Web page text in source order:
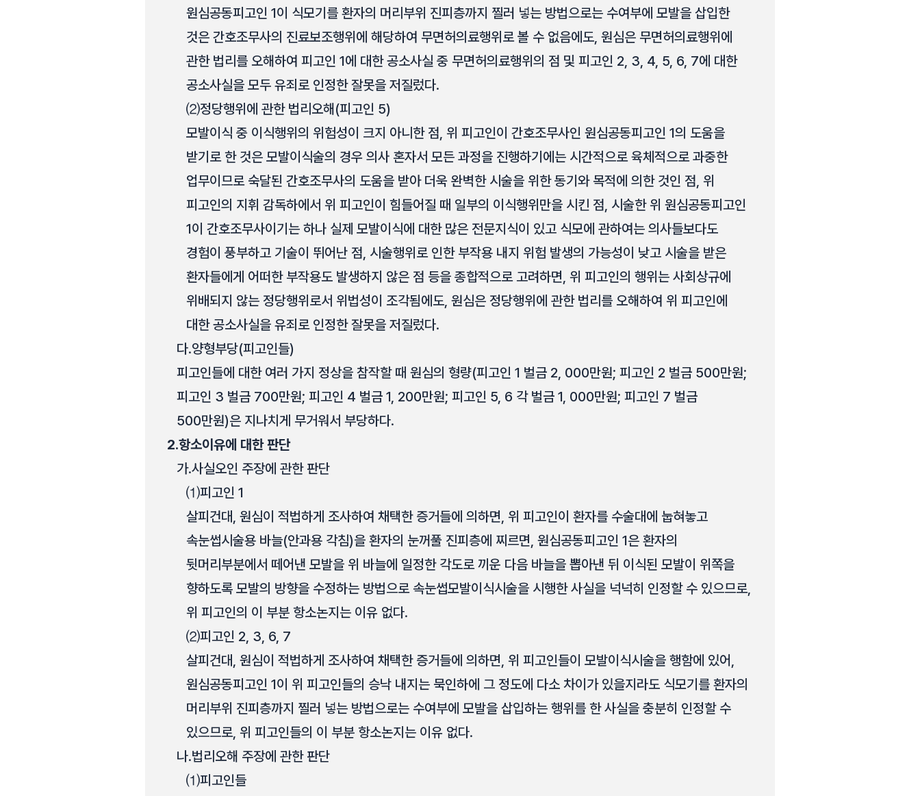
원심공동피고인 1이 식모기를 환자의 머리부위 진피층까지 찔러 넣는 방법으로는 수여부에 모발을 삽입한
것은 간호조무사의 진료보조행위에 해당하여 무면허의료행위로 볼 수 없음에도, 원심은 무면허의료행위에
관한 법리를 오해하여 피고인 1에 대한 공소사실 중 무면허의료행위의 점 및 피고인 2, 3, 4, 5, 6, 7에 대한
공소사실을 모두 유죄로 인정한 잘못을 저질렀다.
⑵정당행위에 관한 법리오해(피고인 5)
모발이식 중 이식행위의 위험성이 크지 아니한 점, 위 피고인이 간호조무사인 원심공동피고인 1의 도움을
받기로 한 것은 모발이식술의 경우 의사 혼자서 모든 과정을 진행하기에는 시간적으로 육체적으로 과중한
업무이므로 숙달된 간호조무사의 도움을 받아 더욱 완벽한 시술을 위한 동기와 목적에 의한 것인 점, 위
피고인의 지휘 감독하에서 위 피고인이 힘들어질 때 일부의 이식행위만을 시킨 점, 시술한 위 원심공동피고인
1이 간호조무사이기는 하나 실제 모발이식에 대한 많은 전문지식이 있고 식모에 관하여는 의사들보다도
경험이 풍부하고 기술이 뛰어난 점, 시술행위로 인한 부작용 내지 위험 발생의 가능성이 낮고 시술을 받은
환자들에게 어떠한 부작용도 발생하지 않은 점 등을 종합적으로 고려하면, 위 피고인의 행위는 사회상규에
위배되지 않는 정당행위로서 위법성이 조각됨에도, 원심은 정당행위에 관한 법리를 오해하여 위 피고인에
대한 공소사실을 유죄로 인정한 잘못을 저질렀다.
다.양형부당(피고인들)
피고인들에 대한 여러 가지 정상을 참작할 때 원심의 형량(피고인 1 벌금 2, 000만원; 피고인 2 벌금 500만원;
피고인 3 벌금 700만원; 피고인 4 벌금 1, 200만원; 피고인 5, 6 각 벌금 1, 000만원; 피고인 7 벌금
500만원)은 지나치게 무거워서 부당하다.
2.항소이유에 대한 판단
가.사실오인 주장에 관한 판단
⑴피고인 1
살피건대, 원심이 적법하게 조사하여 채택한 증거들에 의하면, 위 피고인이 환자를 수술대에 눕혀놓고
속눈썹시술용 바늘(안과용 각침)을 환자의 눈꺼풀 진피층에 찌르면, 원심공동피고인 1은 환자의
뒷머리부분에서 떼어낸 모발을 위 바늘에 일정한 각도로 끼운 다음 바늘을 뽑아낸 뒤 이식된 모발이 위쪽을
향하도록 모발의 방향을 수정하는 방법으로 속눈썹모발이식시술을 시행한 사실을 넉넉히 인정할 수 있으므로,
위 피고인의 이 부분 항소논지는 이유 없다.
⑵피고인 2, 3, 6, 7
살피건대, 원심이 적법하게 조사하여 채택한 증거들에 의하면, 위 피고인들이 모발이식시술을 행함에 있어,
원심공동피고인 1이 위 피고인들의 승낙 내지는 묵인하에 그 정도에 다소 차이가 있을지라도 식모기를 환자의
머리부위 진피층까지 찔러 넣는 방법으로는 수여부에 모발을 삽입하는 행위를 한 사실을 충분히 인정할 수
있으므로, 위 피고인들의 이 부분 항소논지는 이유 없다.
나.법리오해 주장에 관한 판단
⑴피고인들